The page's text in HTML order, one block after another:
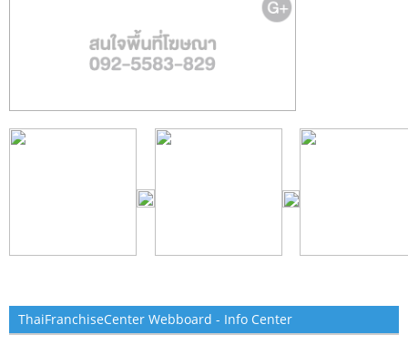
ThaiFranchiseCenter Webboard - Info Center